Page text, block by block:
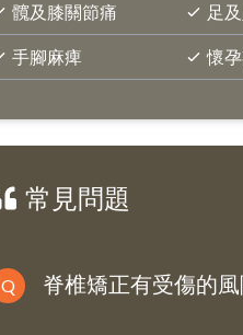
髖及膝關節痛 足
手腳麻痺 懷
常見問題
Q 脊椎矯正有受傷的風